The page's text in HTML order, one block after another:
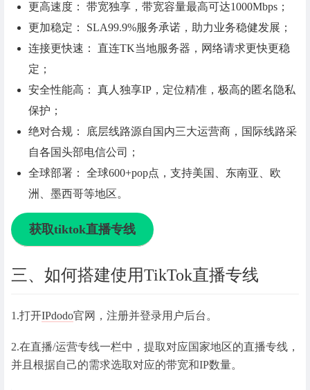
更高速度： 带宽独享，带宽容量最高可达1000Mbps；
更加稳定： SLA99.9%服务承诺，助力业务稳健发展；
连接更快速： 直连TK当地服务器，网络请求更快更稳
定；
安全性能高： 真人独享IP，定位精准，极高的匿名隐私
保护；
绝对合规： 底层线路源自国内三大运营商，国际线路采
自各国头部电信公司；
全球部署： 全球600+pop点，支持美国、东南亚、欧
洲、墨西哥等地区。
获取tiktok直播专线
三、如何搭建使用TikTok直播专线
1.打开IPdodo官网，注册并登录用户后台。
2.在直播/运营专线一栏中，提取对应国家地区的直播专线，
并且根据自己的需求选取对应的带宽和IP数量。